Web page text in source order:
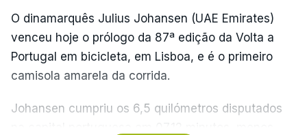
O dinamarquês Julius Johansen (UAE Emirates)
venceu hoje o prólogo da 87ª edição da Volta a
Portugal em bicicleta, em Lisboa, e é o primeiro
camisola amarela da corrida.
Johansen cumpriu os 6,5 quilómetros disputados